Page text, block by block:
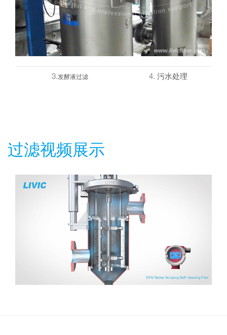
3.发酵液过滤 4. 污水处理
过滤视频展示